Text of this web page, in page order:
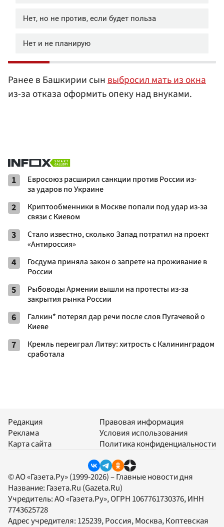
Ранее в Башкирии сынвыбросил мать из окна
из-за отказа оформить опеку над внуками.
1
Евросоюз расширил санкции против России из-
за ударов по Украине
2
Криптообменники в Москве попали под удар из-за
связи с Киевом
3
Стало известно, сколько Запад потратил на проект
«Антироссия»
4
Госдума приняла закон о запрете на проживание в
России
5
Рыбоводы Армении вышли на протесты из-за
закрытия рынка России
6
Галкин* потерял дар речи после слов Пугачевой о
Киеве
7
Кремль переиграл Литву: хитрость с Калининградом
сработала
Редакция
Реклама
Карта сайта
Правовая информация
Условия использования
Политика конфиденциальности
© АО «Газета.Ру» (1999-2026) – Главные новости дня
Название: Газета.Ru (Gazeta.Ru)
Учредитель:АО «Газета.Ру», ОГРН 1067761730376, ИНН
7743625728
Адрес учредителя: 125239, Россия, Москва, Коптевская